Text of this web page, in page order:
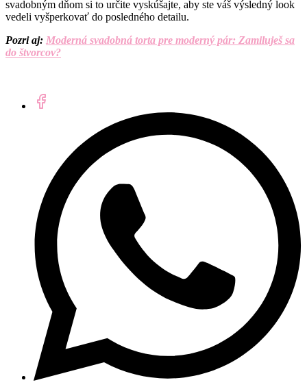
svadobným dňom si to určite vyskúšajte, aby ste váš výsledný look
vedeli vyšperkovať do posledného detailu.
Pozri aj: Moderná svadobná torta pre moderný pár: Zamiluješ sa
do štvorcov?